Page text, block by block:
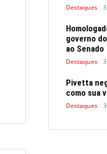
Destaques
governo
ao Senado
Destaques
Pivetta
como sua
Destaques